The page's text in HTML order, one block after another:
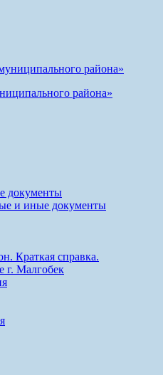
района»
документы
и иные документы
Краткая справка.
г. Малгобек